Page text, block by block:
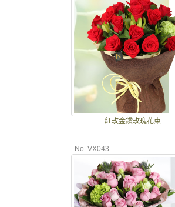
紅玫金鑽玫瑰花束
No. VX043